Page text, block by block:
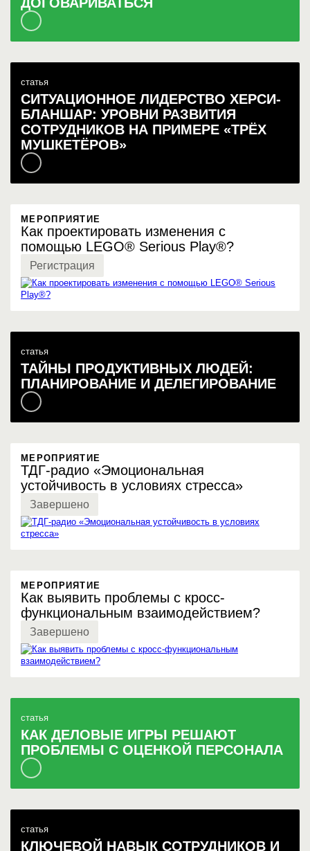
статья
СИТУАЦИОННОЕ ЛИДЕРСТВО ХЕРСИ-
БЛАНШАР: УРОВНИ РАЗВИТИЯ
СОТРУДНИКОВ НА ПРИМЕРЕ «ТРЁХ
МУШКЕТЁРОВ»
МЕРОПРИЯТИЕ
Как проектировать изменения с
помощью LEGO® Serious Play®?
Регистрация
статья
ТАЙНЫ ПРОДУКТИВНЫХ ЛЮДЕЙ:
ПЛАНИРОВАНИЕ И ДЕЛЕГИРОВАНИЕ
МЕРОПРИЯТИЕ
ТДГ-радио «Эмоциональная
устойчивость в условиях стресса»
Завершено
МЕРОПРИЯТИЕ
Как выявить проблемы с кросс-
функциональным взаимодействием?
Завершено
статья
КАК ДЕЛОВЫЕ ИГРЫ РЕШАЮТ
ПРОБЛЕМЫ С ОЦЕНКОЙ ПЕРСОНАЛА
статья
КЛЮЧЕВОЙ НАВЫК СОТРУДНИКОВ И